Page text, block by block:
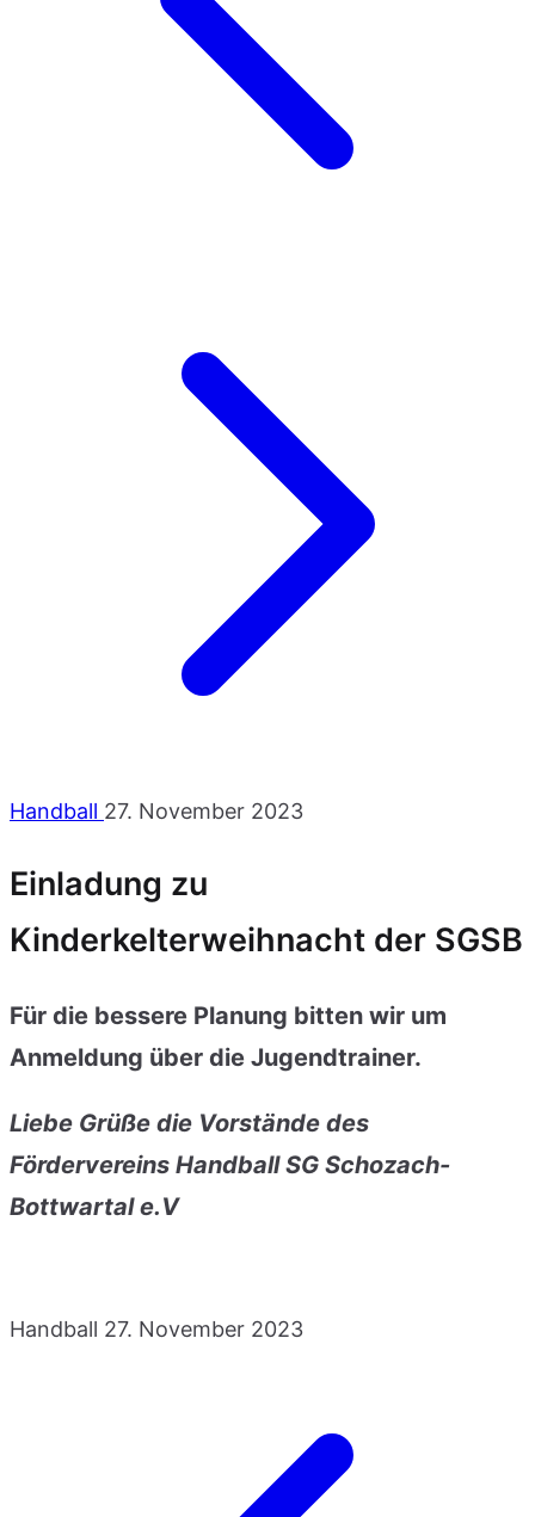
Handball 27. November 2023
Einladung zu
Kinderkelterweihnacht der SGSB
Für die bessere Planung bitten wir um
Anmeldung über die Jugendtrainer.
Liebe Grüße die Vorstände des
Fördervereins Handball SG Schozach-
Bottwartal e.V
Handball 27. November 2023